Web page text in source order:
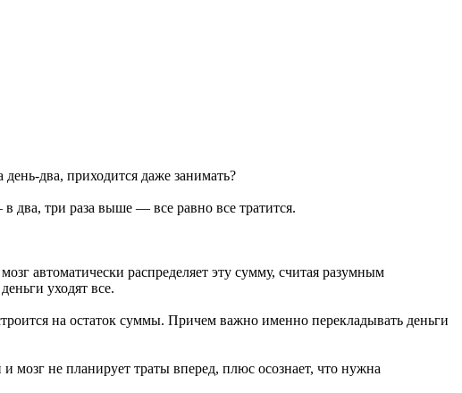
два, приходится даже занимать?
два, три раза выше — все равно все тратится.
автоматически распределяет эту сумму, считая разумным
уходят все.
на остаток суммы. Причем важно именно перекладывать деньги
не планирует траты вперед, плюс осознает, что нужна